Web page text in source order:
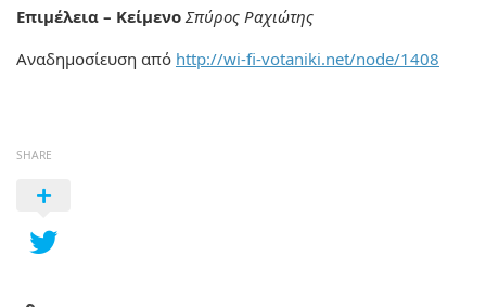
Επιμέλεια – ΚείμενοΣπύρος Ραχιώτης
Αναδημοσίευση από http://wi-fi-votaniki.net/node/1408
SHARE